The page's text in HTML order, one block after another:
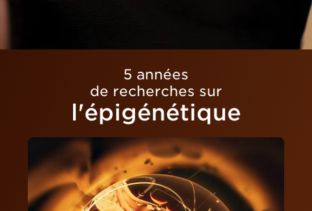
5 années
de recherches sur
l'épigénétique